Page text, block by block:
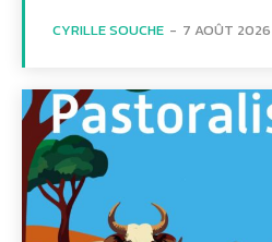
CYRILLE SOUCHE - 7 AOÛT 2026